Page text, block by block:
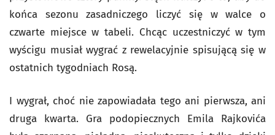
końca sezonu zasadniczego liczyć się w walce o
czwarte miejsce w tabeli. Chcąc uczestniczyć w tym
wyścigu musiał wygrać z rewelacyjnie spisującą się w
ostatnich tygodniach Rosą.
I wygrał, choć nie zapowiadała tego ani pierwsza, ani
druga kwarta. Gra podopiecznych Emila Rajkovića